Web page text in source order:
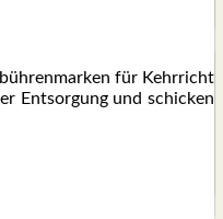
für Kehr­richt
Ent­sor­gung und schi­cken